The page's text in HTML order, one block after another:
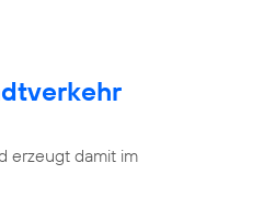
erzeugt damit im